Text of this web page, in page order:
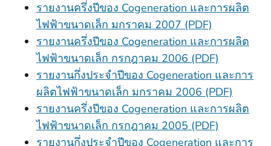
รายงานครึ่งปีของ Cogeneration และการผลิต
ไฟฟ้าขนาดเล็ก มกราคม 2007 (PDF)
รายงานครึ่งปีของ Cogeneration และการผลิต
ไฟฟ้าขนาดเล็ก กรกฎาคม 2006 (PDF)
รายงานกึ่งประจําปีของ Cogeneration และการ
ผลิตไฟฟ้าขนาดเล็ก มกราคม 2006 (PDF)
รายงานครึ่งปีของ Cogeneration และการผลิต
ไฟฟ้าขนาดเล็ก กรกฎาคม 2005 (PDF)
รายงานกึ่งประจําปีของ Cogeneration และการ